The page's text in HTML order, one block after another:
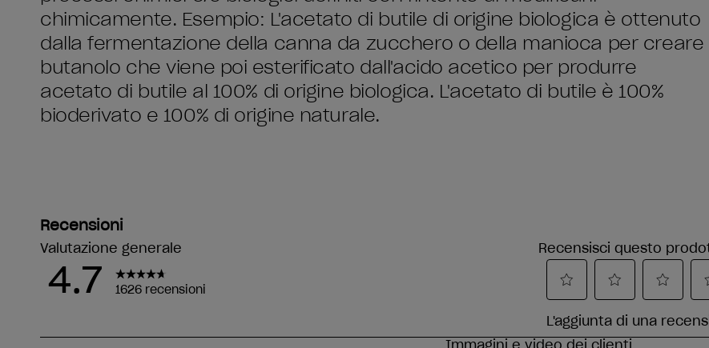
chimicamente. Esempio: L'acetato di butile di origine biologica è ottenuto
dalla fermentazione della canna da zucchero o della manioca per creare
butanolo che viene poi esterificato dall'acido acetico per produrre
acetato di butile al 100% di origine biologica. L'acetato di butile è 100%
bioderivato e 100% di origine naturale.